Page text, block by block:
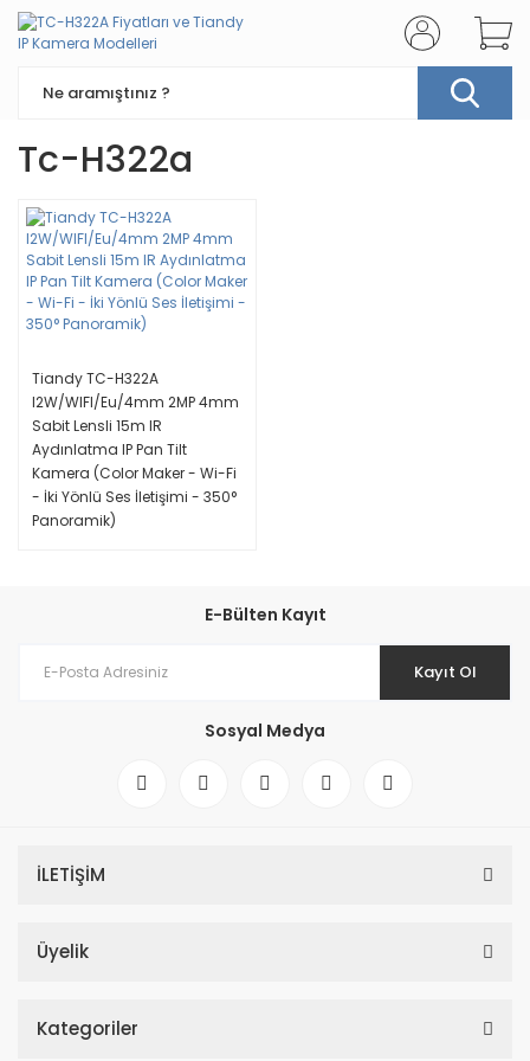
Tc-H322a
Tiandy TC-H322A
I2W/WIFI/Eu/4mm 2MP 4mm
Sabit Lensli 15m IR
Aydınlatma IP Pan Tilt
Kamera (Color Maker - Wi-Fi
- İki Yönlü Ses İletişimi - 350°
Panoramik)
E-Bülten Kayıt
Kayıt Ol
Sosyal Medya
İLETİŞİM
Üyelik
Kategoriler